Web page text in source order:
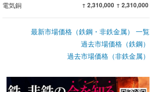
電気銅 ↑ 2,310,000 ↑ 2,310,000
最新市場価格（鉄鋼・非鉄金属） 一覧
過去市場価格（鉄鋼）
過去市場価格（非鉄金属）